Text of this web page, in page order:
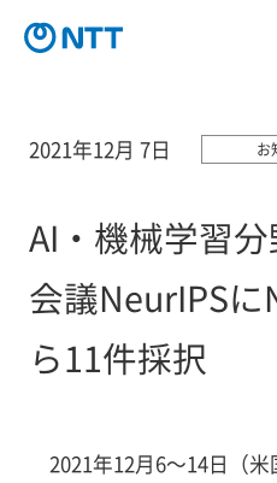
2021年12月 7日 お
AI・機械学習
会議NeurIPS
ら11件採択
2021年12月6～14日（